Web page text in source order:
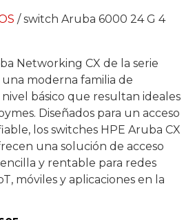
/ switch Aruba 6000 24 G 4
Networking CX de la serie
moderna familia de
básico que resultan ideales
Diseñados para un acceso
los switches HPE Aruba CX
una solución de acceso
y rentable para redes
móviles y aplicaciones en la